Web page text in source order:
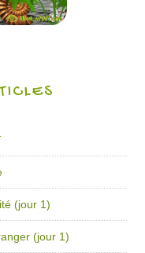
(jour 1)
(jour 1)